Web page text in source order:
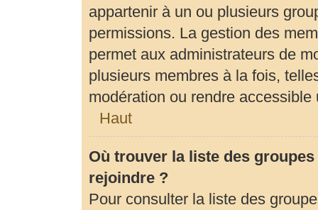
appartenir à un ou plusieurs
permissions. La gestion des
permet aux administrateurs de
plusieurs membres à la fois,
modération ou rendre accessible
Haut
Où trouver la liste des
rejoindre ?
Pour consulter la liste des